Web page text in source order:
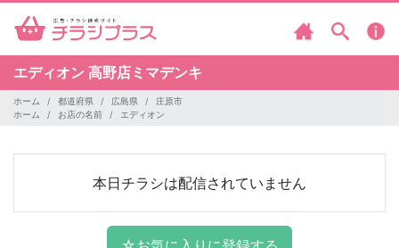
エディオン 高野店ミマデンキ
ホーム 都道府県 広島県
庄原市
ホーム
お店の名前 エディオン
本日チラシは配信されていません